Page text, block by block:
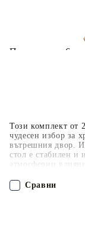
Този комплект от
чудесен избор за
вътрешния двор.
стол е стабилен и
атмосферни
влажна кърпа.
за съхранение,
включените
докато се
което ги прави и
открито. Всяка
връзки, които да
Плащане на 4
поръчката си
разделя на 3
покупки на
Плащане на 6
разпределя в 6
покупки на
Сравни